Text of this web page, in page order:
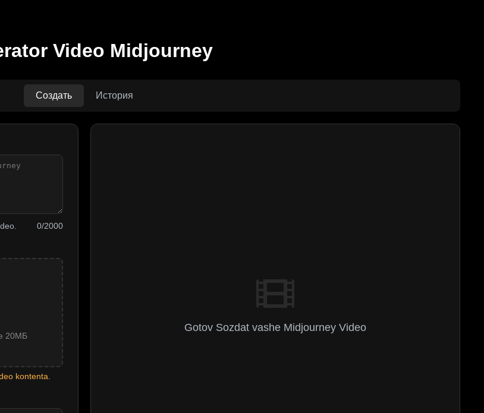
Video Midjourney
Создать История
0/2000
20МБ
kontenta.
Gotov Sozdat vashe Midjourney Video